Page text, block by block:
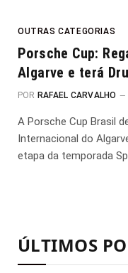
OUTRAS CATEGORIAS
Porsche Cup:
Algarve e terá
POR RAFAEL CARVALHO
A Porsche Cup Brasil
Internacional do
etapa da temporada
ÚLTIMOS